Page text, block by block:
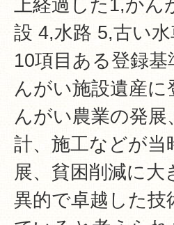
設 4,水路 5,古い
10項目ある登録
んがい施設遺産
んがい農業の発
計、施工などが
展、貧困削減に
異的で卓越した